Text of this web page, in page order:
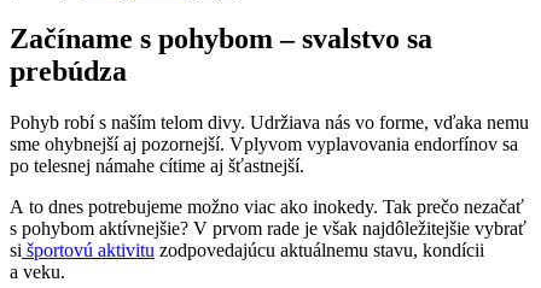
Začíname s pohybom– svalstvo sa
prebúdza
Pohyb robí s naším telom divy. Udržiava nás vo forme, vďaka nemu
sme ohybnejší aj pozornejší. Vplyvom vyplavovania endorfínov sa
po telesnej námahe cítime aj šťastnejší.
A to dnes potrebujeme možno viac ako inokedy. Tak prečo nezačať
s pohybom aktívnejšie? V prvom rade je však najdôležitejšie vybrať
si športovú aktivitu zodpovedajúcu aktuálnemu stavu, kondícii
a veku.